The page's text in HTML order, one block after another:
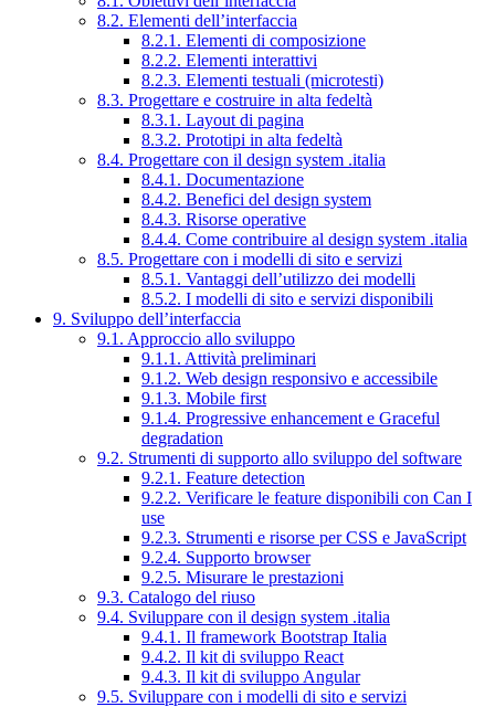
8.2. Elementi dell’interfaccia
8.2.1. Elementi di composizione
8.2.2. Elementi interattivi
8.2.3. Elementi testuali (microtesti)
8.3. Progettare e costruire in alta fedeltà
8.3.1. Layout di pagina
8.3.2. Prototipi in alta fedeltà
8.4. Progettare con il design system .italia
8.4.1. Documentazione
8.4.2. Benefici del design system
8.4.3. Risorse operative
8.4.4. Come contribuire al design system .italia
8.5. Progettare con i modelli di sito e servizi
8.5.1. Vantaggi dell’utilizzo dei modelli
8.5.2. I modelli di sito e servizi disponibili
9. Sviluppo dell’interfaccia
9.1. Approccio allo sviluppo
9.1.1. Attività preliminari
9.1.2. Web design responsivo e accessibile
9.1.3. Mobile first
9.1.4. Progressive enhancement e Graceful
degradation
9.2. Strumenti di supporto allo sviluppo del software
9.2.1. Feature detection
9.2.2. Verificare le feature disponibili con Can I
use
9.2.3. Strumenti e risorse per CSS e JavaScript
9.2.4. Supporto browser
9.2.5. Misurare le prestazioni
9.3. Catalogo del riuso
9.4. Sviluppare con il design system .italia
9.4.1. Il framework Bootstrap Italia
9.4.2. Il kit di sviluppo React
9.4.3. Il kit di sviluppo Angular
9.5. Sviluppare con i modelli di sito e servizi